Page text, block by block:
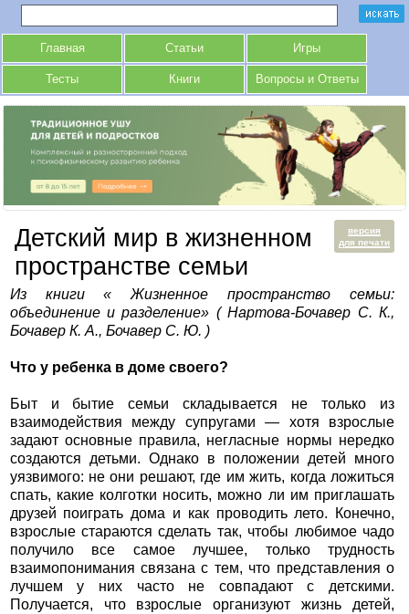
Главная Статьи Игры
Тесты Книги Вопросы и Ответы
версия
для печати
Детский мир в жизненном
пространстве семьи
Из книги « Жизненное пространство семьи:
объединение и разделение» ( Нартова-Бочавер С. К.,
Бочавер К. А., Бочавер С. Ю. )
Что у ребенка в доме своего?
Быт и бытие семьи складывается не только из
взаимодействия между супругами — хотя взрослые
задают основные правила, негласные нормы нередко
создаются детьми. Однако в положении детей много
уязвимого: не они решают, где им жить, когда ложиться
спать, какие колготки носить, можно ли им приглашать
друзей поиграть дома и как проводить лето. Конечно,
взрослые стараются сделать так, чтобы любимое чадо
получило все самое лучшее, только трудность
взаимопонимания связана с тем, что представления о
лучшем у них часто не совпадают с детскими.
Получается, что взрослые организуют жизнь детей,